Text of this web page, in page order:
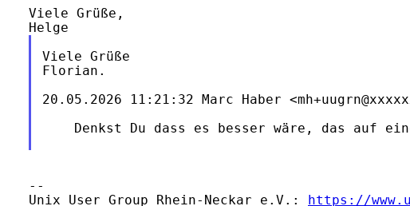
Viele Grüße,
Viele Grüße
Florian.
20.05.2026 11:21:32 Marc Haber
Denkst Du dass es besser wäre, das auf
--
Unix User Group Rhein-Neckar e.V.:
https://